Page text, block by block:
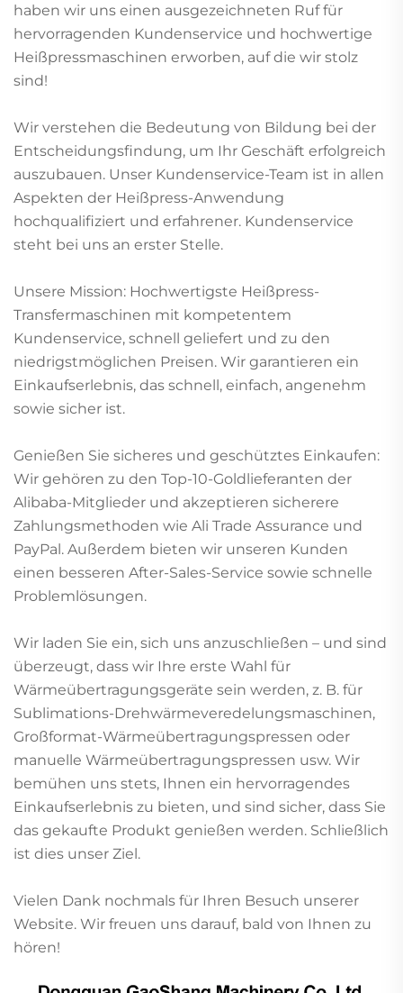
haben wir uns einen ausgezeichneten Ruf für
hervorragenden Kundenservice und hochwertige
Heißpressmaschinen erworben, auf die wir stolz
sind!
Wir verstehen die Bedeutung von Bildung bei der
Entscheidungsfindung, um Ihr Geschäft erfolgreich
auszubauen. Unser Kundenservice-Team ist in allen
Aspekten der Heißpress-Anwendung
hochqualifiziert und erfahrener. Kundenservice
steht bei uns an erster Stelle.
Unsere Mission: Hochwertigste Heißpress-
Transfermaschinen mit kompetentem
Kundenservice, schnell geliefert und zu den
niedrigstmöglichen Preisen. Wir garantieren ein
Einkaufserlebnis, das schnell, einfach, angenehm
sowie sicher ist.
Genießen Sie sicheres und geschütztes Einkaufen:
Wir gehören zu den Top-10-Goldlieferanten der
Alibaba-Mitglieder und akzeptieren sicherere
Zahlungsmethoden wie Ali Trade Assurance und
PayPal. Außerdem bieten wir unseren Kunden
einen besseren After-Sales-Service sowie schnelle
Problemlösungen.
Wir laden Sie ein, sich uns anzuschließen – und sind
überzeugt, dass wir Ihre erste Wahl für
Wärmeübertragungsgeräte sein werden, z. B. für
Sublimations-Drehwärmeveredelungsmaschinen,
Großformat-Wärmeübertragungspressen oder
manuelle Wärmeübertragungspressen usw. Wir
bemühen uns stets, Ihnen ein hervorragendes
Einkaufserlebnis zu bieten, und sind sicher, dass Sie
das gekaufte Produkt genießen werden. Schließlich
ist dies unser Ziel.
Vielen Dank nochmals für Ihren Besuch unserer
Website. Wir freuen uns darauf, bald von Ihnen zu
hören!